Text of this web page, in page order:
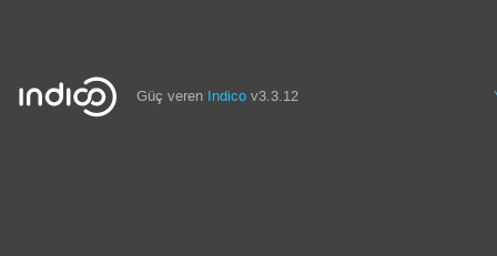
Güç veren Indico v3.3.12